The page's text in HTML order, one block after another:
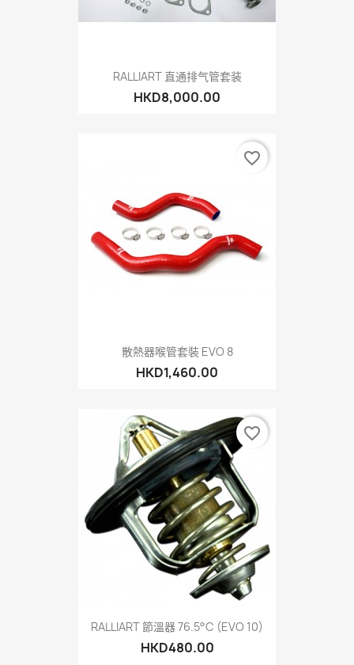
RALLIART 直通排气管套装
HKD8,000.00
散熱器喉管套裝 EVO 8
HKD1,460.00
favorite_border
RALLIART 節溫器 76.5°C (EVO 10)
HKD480.00
favorite_border